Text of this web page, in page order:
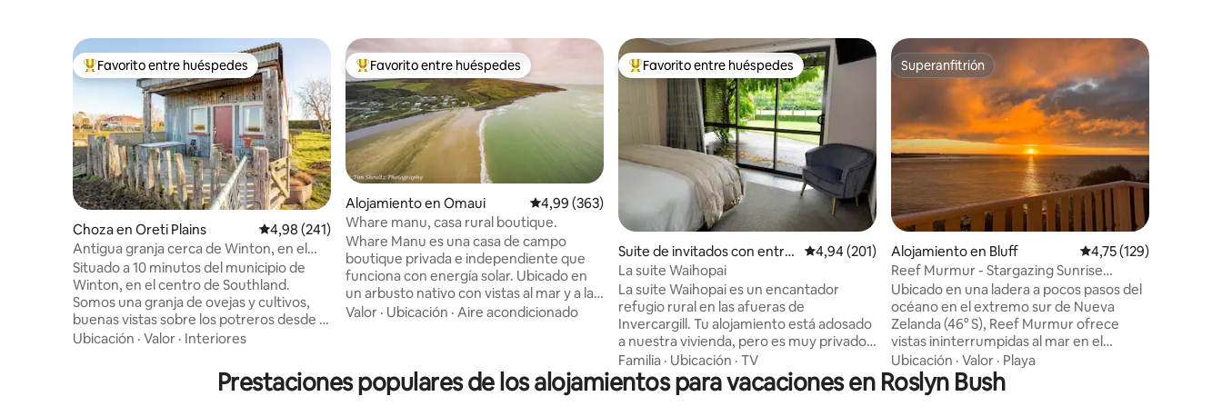
Favorito entre los huéspedes más destacados
Favorito entre huéspedes
Choza en Oreti Plains Calificación promedio: 4,98 de 5. 241 evaluaciones
4,98 (241)
Antigua granja cerca de Winton, en el
centro de Southland
Situado a 10 minutos del municipio de
Winton, en el centro de Southland.
Somos una granja de ovejas y cultivos,
buenas vistas sobre los potreros desde la
terraza de la cabaña. Todos los
silla, mesa, cocina, baño y luego tu propia
zona de comedor exterior y baño en la
Ubicación · Valor · Interiores
Favorito entre los huéspedes más destacados
Favorito entre huéspedes
Alojamiento en Omaui Calificación promedio: 4,99 de 5. 363 evaluaciones
4,99 (363)
Whare manu, casa rural boutique.
Whare Manu es una casa de campo
boutique privada e independiente que
funciona con energía solar. Ubicado en
un arbusto nativo con vistas al mar y a la
playa, que está a solo un minuto a pie.
que las parejas se relajen, descansen y
disfruten. No se admiten niños, por
Valor · Ubicación · Aire acondicionado
Favorito entre los huéspedes más destacados
Favorito entre huéspedes
Suite de invitados con entra
da independiente en Mill Roa
d
Calificación promedio: 4,94 de 5. 201 evaluaciones
4,94 (201)
La suite Waihopai
La suite Waihopai es un encantador
refugio rural en las afueras de
Invercargill. Tu alojamiento está adosado
a nuestra vivienda, pero es muy privado.
Ubicada en Millton Park Estate, cuenta
con amplios jardines bien cuidados y un
gran estanque. Despierta con vistas al
Familia · Ubicación · TV
Superanfitrión
Superanfitrión
Alojamiento en Bluff Calificación promedio:
4,75 (129)
Reef Murmur - Stargazing Sunrise
Hideaway
Ubicado en una ladera a pocos pasos del
océano en el extremo sur de Nueva
Zelanda (46° S), Reef Murmur ofrece
vistas ininterrumpidas al mar en el
horizonte. Esta es una casa costera
sencilla y de estilo antiguo, centrada en la
naturaleza más que en el lujo moderno,
Ubicación · Valor · Playa
Prestaciones populares de los alojamientos para vacaciones en Roslyn Bush